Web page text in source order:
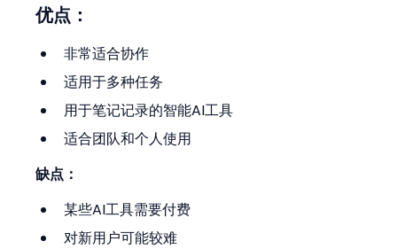
优点：
非常适合协作
适用于多种任务
用于笔记记录的智能AI工具
适合团队和个人使用
缺点：
某些AI工具需要付费
对新用户可能较难